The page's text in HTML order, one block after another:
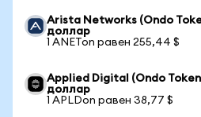
Arista Networks (Ondo
доллар
1 ANETon равен 255,44 $
Applied Digital (Ondo
доллар
1 APLDon равен 38,77 $